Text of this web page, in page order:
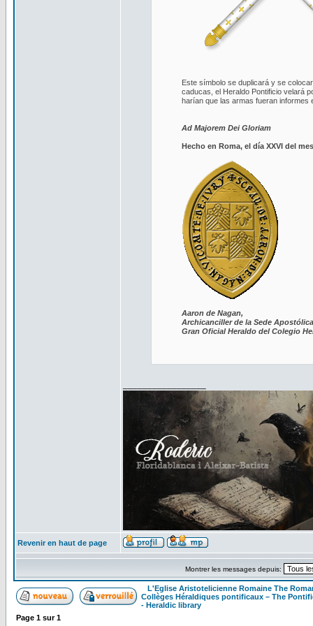
Este símbolo se duplicará y se
caducas, el Heraldo Pontificio velará
harían que las armas fueran informes
Ad Majorem Dei Gloriam
Hecho en Roma, el día XXVI del
Aaron de Nagan,
Archicanciller de la Sede
Gran Oficial Heraldo del Colegio
Revenir en haut de page
Montrer les messages depuis:
L'Eglise Aristotelicienne Romaine The
Collèges Héraldiques pontificaux – The
- Heraldic library
Page 1 sur1